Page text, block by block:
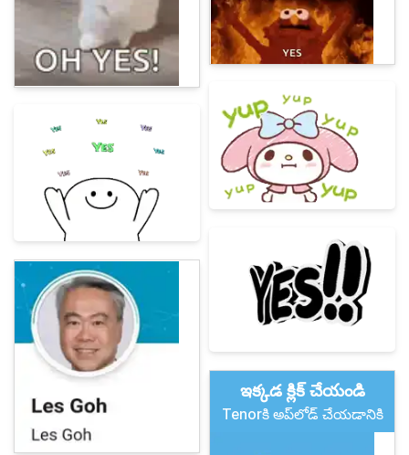
ఇక్కడ క్లిక్ చేయండి
Tenorకి అప్‌లోడ్ చేయడానికి